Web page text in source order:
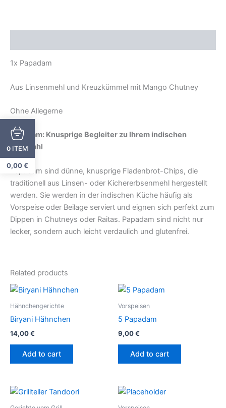
1x Papadam
Aus Linsenmehl und Kreuzkümmel mit Mango Chutney
Ohne Allegerne
Papadam: Knusprige Begleiter zu Ihrem indischen
Festmahl
Papadam sind dünne, knusprige Fladenbrot-Chips, die
traditionell aus Linsen- oder Kichererbsenmehl hergestellt
werden. Sie werden in der indischen Küche häufig als
Vorspeise oder Beilage serviert und eignen sich perfekt zum
Dippen in Chutneys oder Raitas. Papadam sind nicht nur
lecker, sondern auch leicht verdaulich und glutenfrei.
Related products
Hähnchengerichte
Biryani Hähnchen
14,00€
Add to cart
Vorspeisen
5 Papadam
9,00€
Add to cart
0 ITEM
0,00€